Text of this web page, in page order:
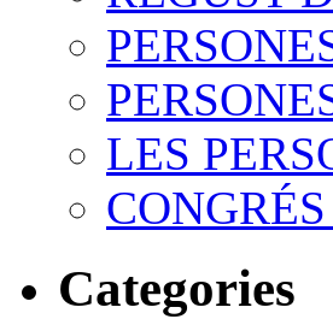
LES
Categories